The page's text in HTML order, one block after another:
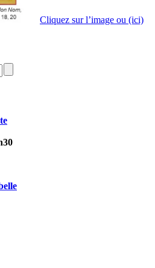
Cliquez sur l’image ou (ici)